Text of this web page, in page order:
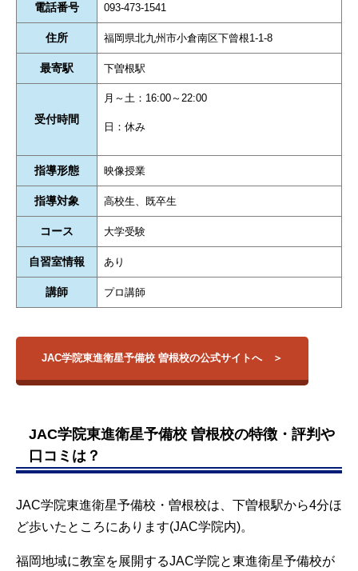
電話番号 093-473-1541
住所 福岡県北九州市小倉南区下曾根1-1-8
最寄駅 下曽根駅
受付時間
月～土：16:00～22:00
日：休み
指導形態 映像授業
指導対象 高校生、既卒生
コース 大学受験
自習室情報 あり
講師 プロ講師
JAC学院東進衛星予備校 曽根校の公式サイトへ
JAC学院東進衛星予備校 曽根校の特徴・評判や
口コミは？
JAC学院東進衛星予備校・曽根校は、下曽根駅から4分ほ
ど歩いたところにあります(JAC学院内)。
福岡地域に教室を展開するJAC学院と東進衛星予備校が